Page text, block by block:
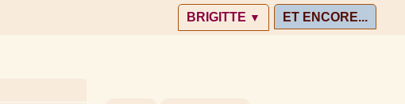
BRIGITTE ▼ ET ENCORE...